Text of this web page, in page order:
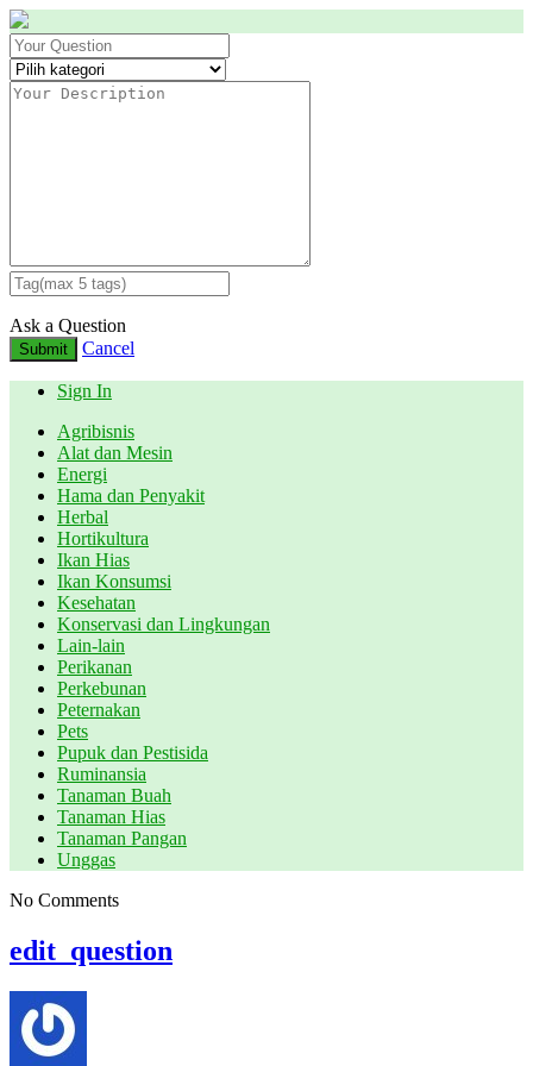
Ask a Question
Submit Cancel
Sign In
Agribisnis
Alat dan Mesin
Energi
Hama dan Penyakit
Herbal
Hortikultura
Ikan Hias
Ikan Konsumsi
Kesehatan
Konservasi dan Lingkungan
Lain-lain
Perikanan
Perkebunan
Peternakan
Pets
Pupuk dan Pestisida
Ruminansia
Tanaman Buah
Tanaman Hias
Tanaman Pangan
Unggas
No Comments
edit_question